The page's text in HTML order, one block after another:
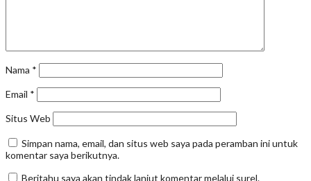
Nama *
Email *
Situs Web
Simpan nama, email, dan situs web saya pada peramban ini untuk
komentar saya berikutnya.
Beritahu saya akan tindak lanjut komentar melalui surel.